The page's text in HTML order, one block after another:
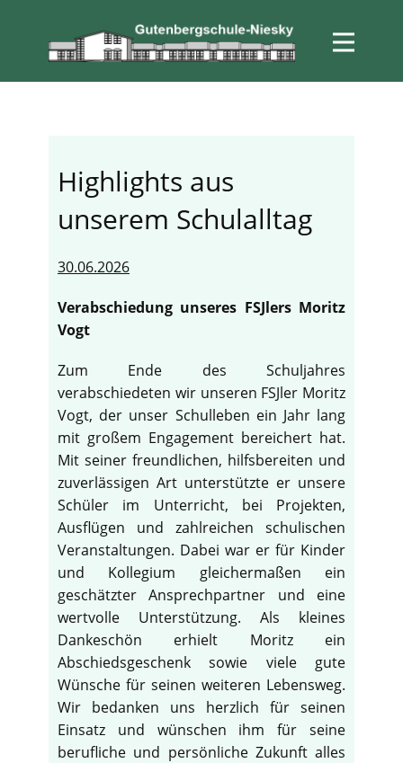
Highlights aus
unserem Schulalltag
30.06.2026
Verabschiedung unseres FSJlers Moritz
Vogt
Zum Ende des Schuljahres
verabschiedeten wir unseren FSJler Moritz
Vogt, der unser Schulleben ein Jahr lang
mit großem Engagement bereichert hat.
Mit seiner freundlichen, hilfsbereiten und
zuverlässigen Art unterstützte er unsere
Schüler im Unterricht, bei Projekten,
Ausflügen und zahlreichen schulischen
Veranstaltungen. Dabei war er für Kinder
und Kollegium gleichermaßen ein
geschätzter Ansprechpartner und eine
wertvolle Unterstützung. Als kleines
Dankeschön erhielt Moritz ein
Abschiedsgeschenk sowie viele gute
Wünsche für seinen weiteren Lebensweg.
Wir bedanken uns herzlich für seinen
Einsatz und wünschen ihm für seine
berufliche und persönliche Zukunft alles